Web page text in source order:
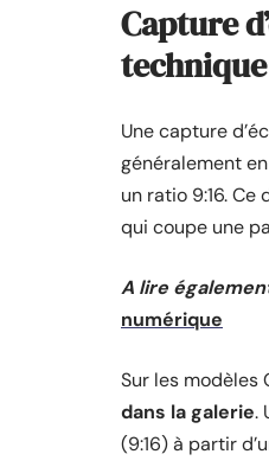
Capture
technique
Une capture
généralement
un ratio 9:16.
qui coupe une
A lire
numérique
Sur les modèles
dans la galerie.
(9:16) à partir